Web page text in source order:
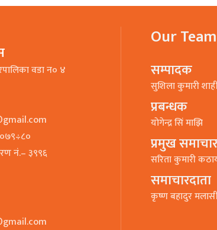
वडा न० ४
नं.– ३९९६
Our Team
सम्पादक
सुशिला कुमारी
प्रबन्धक
याेगेन्द्र सिं माझि
प्रमुख
सरिता कुमारी
समाचारदाता
कृष्ण बहादुर